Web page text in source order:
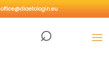
office@diaetologin.eu